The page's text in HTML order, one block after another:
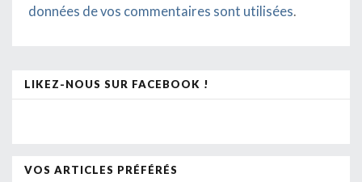
données de vos commentaires sont utilisées.
LIKEZ-NOUS SUR FACEBOOK !
VOS ARTICLES PRÉFÉRÉS